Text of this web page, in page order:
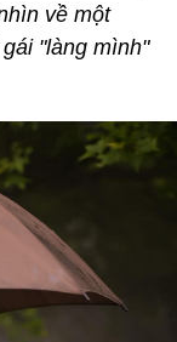
về một
"làng mình"